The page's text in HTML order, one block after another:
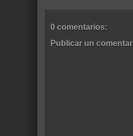
0 comentarios:
Publicar un